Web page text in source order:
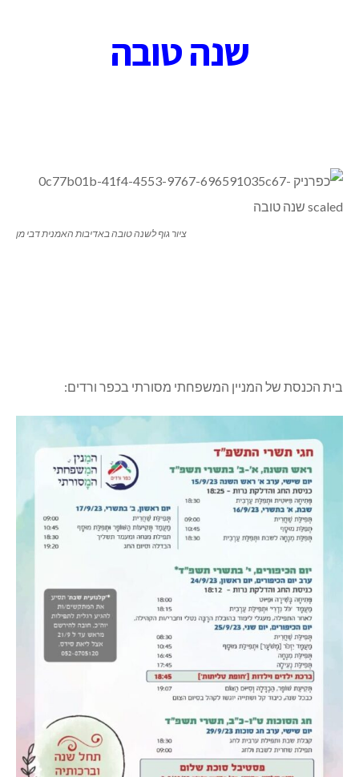
שנה טובה
ציור גוף לשנה טובה באדיבות האמנית דבי מן
בית הכנסת של המניין המשפחתי מסורתי בכפר ורדים: